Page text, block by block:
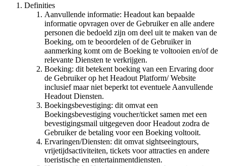
Definities
Aanvullende informatie: Headout kan bepaalde
informatie opvragen over de Gebruiker en alle andere
personen die bedoeld zijn om deel uit te maken van de
Boeking, om te beoordelen of de Gebruiker in
aanmerking komt om de Boeking te voltooien en/of de
relevante Diensten te verkrijgen.
Boeking: dit betekent boeking van een Ervaring door
de Gebruiker op het Headout Platform/ Website
inclusief maar niet beperkt tot eventuele Aanvullende
Headout Diensten.
Boekingsbevestiging: dit omvat een
Boekingsbevestiging voucher/ticket samen met een
bevestigingsmail uitgegeven door Headout zodra de
Gebruiker de betaling voor een Boeking voltooit.
Ervaringen/Diensten: dit omvat sightseeingtours,
vrijetijdsactiviteiten, tickets voor attracties en andere
toeristische en entertainmentdiensten.